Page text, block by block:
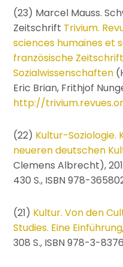
(23) Marcel Mauss.
Zeitschrift Trivium.
sciences humaines et
französische
Sozialwissenschaften
Eric Brian, Frithjof
http://
(22) Kultur-Soziologie.
neueren deutschen
Clemens Albrecht),
430 S., ISBN 978-
(21) Kultur. Von den
Studies. Eine Einführung
308 S., ISBN 978-3-